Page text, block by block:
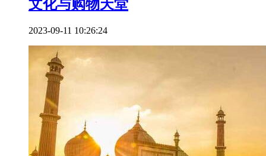
文化与购物天堂
2023-09-11 10:26:24